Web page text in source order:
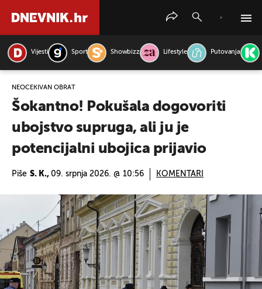
Vijesti Sport Showbizz Lifestyle Putovanja
NEOČEKIVAN OBRAT
Šokantno! Pokušala dogovoriti
ubojstvo supruga, ali ju je
potencijalni ubojica prijavio
Piše S. K., 09. srpnja 2026. @ 10:56 KOMENTARI
PRETRAŽITE VIJESTI